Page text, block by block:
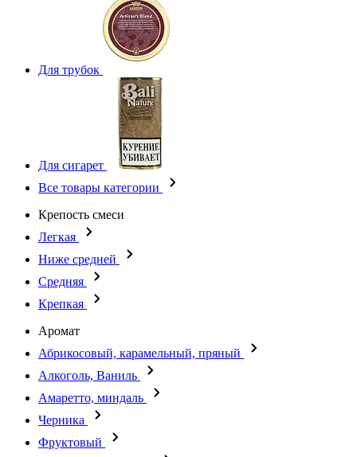
Для трубок
Для сигарет
Все товары категории
Крепость смеси
Легкая
Ниже средней
Средняя
Крепкая
Аромат
Абрикосовый, карамельный, пряный
Алкоголь, Ваниль
Амаретто, миндаль
Черника
Фруктовый